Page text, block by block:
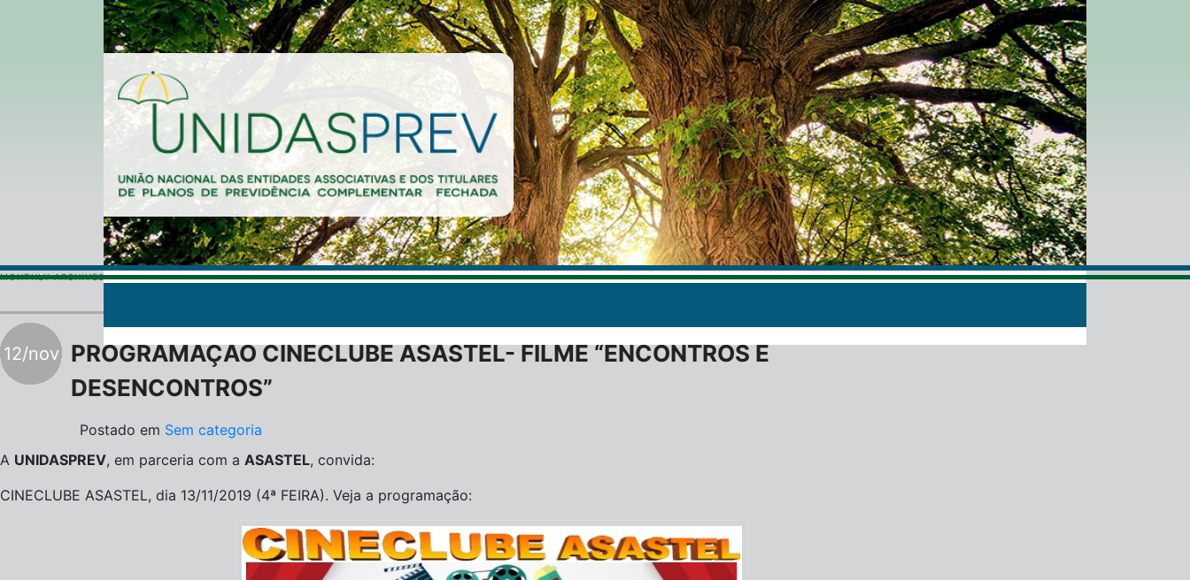
MONTHLY ARCHIVES:NOVEMBRO 2019
12/nov
PROGRAMAÇÃO CINECLUBE ASASTEL- FILME “ENCONTROS E
DESENCONTROS”
Postado em Sem categoria
A UNIDASPREV, em parceria com a ASASTEL, convida:
CINECLUBE ASASTEL, dia 13/11/2019 (4ª FEIRA). Veja a programação: